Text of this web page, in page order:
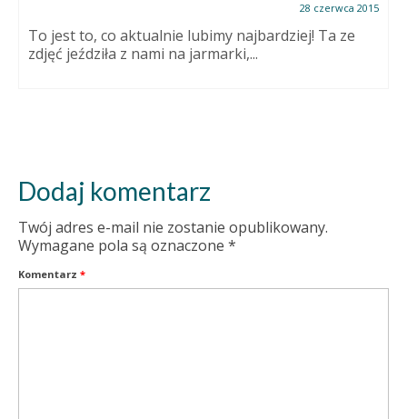
28 czerwca 2015
To jest to, co aktualnie lubimy najbardziej! Ta ze
zdjęć jeździła z nami na jarmarki,...
Dodaj komentarz
Twój adres e-mail nie zostanie opublikowany.
Wymagane pola są oznaczone *
Komentarz *